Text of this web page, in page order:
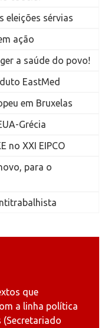
eleições sérvias
ação
a saúde do povo!
EastMed
em Bruxelas
Grécia
no XXI EIPCO
para o
que
a linha política
(Secretariado